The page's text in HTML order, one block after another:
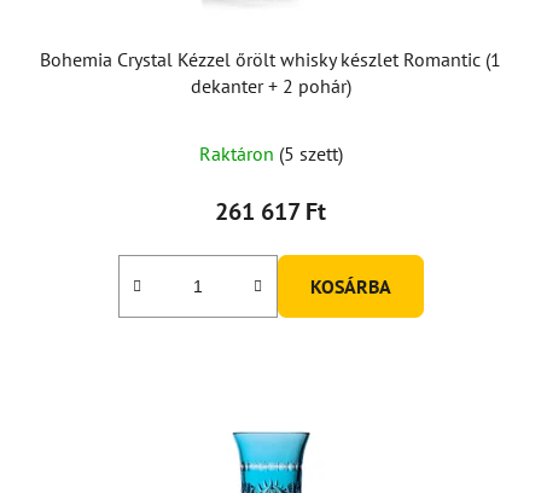
Bohemia Crystal Kézzel őrölt whisky készlet Romantic (1
dekanter + 2 pohár)
Raktáron (5 szett)
261 617 Ft
KOSÁRBA